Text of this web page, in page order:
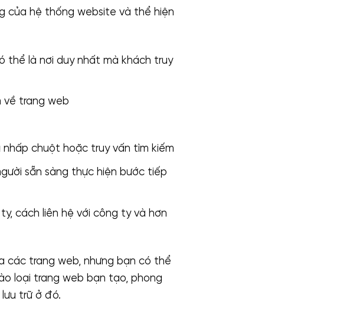
của hệ thống website và thể hiện
thể là nơi duy nhất mà khách truy
về trang web
chuột hoặc truy vấn tìm kiếm
sẵn sàng thực hiện bước tiếp
cách liên hệ với công ty và hơn
các trang web, nhưng bạn có thể
loại trang web bạn tạo, phong
trữ ở đó.